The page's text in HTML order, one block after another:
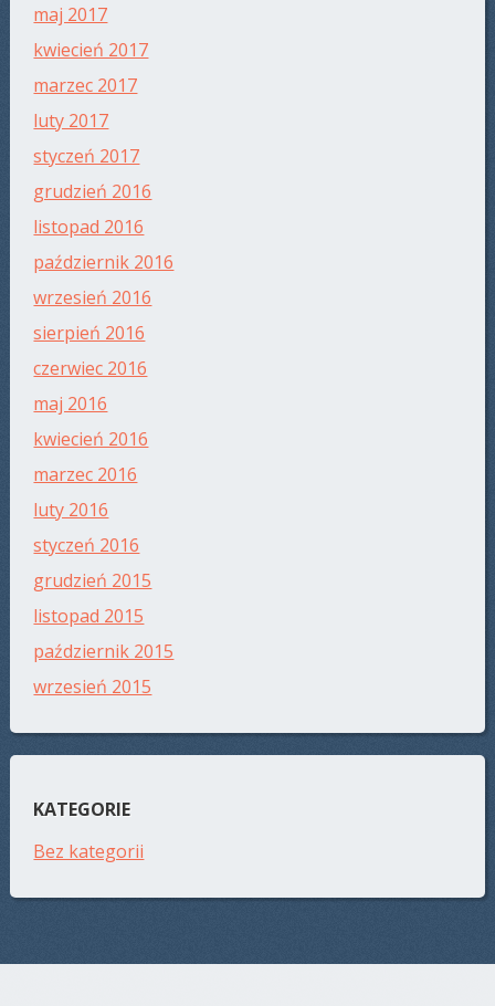
maj 2017
kwiecień 2017
marzec 2017
luty 2017
styczeń 2017
grudzień 2016
listopad 2016
październik 2016
wrzesień 2016
sierpień 2016
czerwiec 2016
maj 2016
kwiecień 2016
marzec 2016
luty 2016
styczeń 2016
grudzień 2015
listopad 2015
październik 2015
wrzesień 2015
KATEGORIE
Bez kategorii